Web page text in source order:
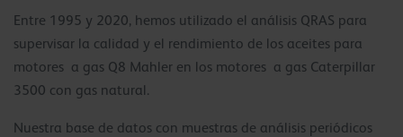
Entre 1995 y 2020, hemos utilizado el análisis QRAS para
supervisar la calidad y el rendimiento de los aceites para
motores a gas Q8 Mahler en los motores a gas Caterpillar
3500 con gas natural.
Nuestra base de datos con muestras de análisis periódicos